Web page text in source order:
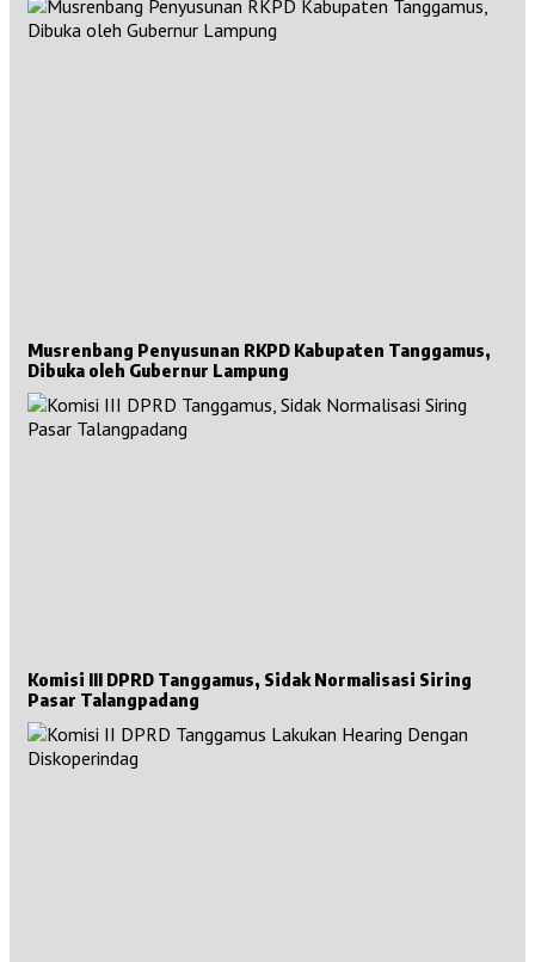
Musrenbang Penyusunan RKPD Kabupaten Tanggamus,
Dibuka oleh Gubernur Lampung
Komisi III DPRD Tanggamus, Sidak Normalisasi Siring
Pasar Talangpadang